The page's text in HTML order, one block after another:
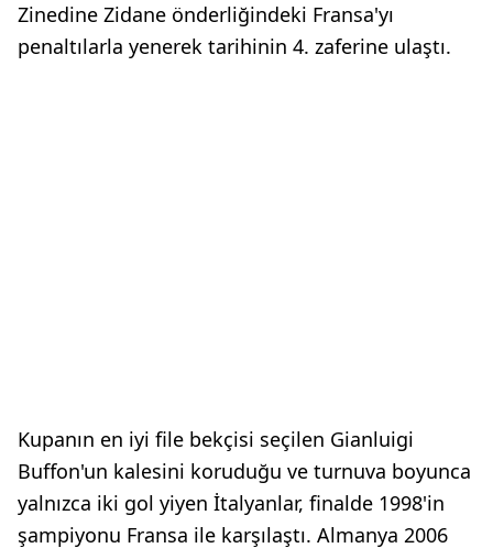
Zinedine Zidane önderliğindeki Fransa'yı
penaltılarla yenerek tarihinin 4. zaferine ulaştı.
Kupanın en iyi file bekçisi seçilen Gianluigi
Buffon'un kalesini koruduğu ve turnuva boyunca
yalnızca iki gol yiyen İtalyanlar, finalde 1998'in
şampiyonu Fransa ile karşılaştı. Almanya 2006